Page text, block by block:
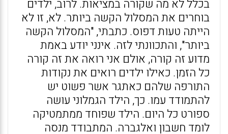
בכלל לא מה שקורה במציאות. לרוב, ילדים
בוחרים את המסלול הקשה ביותר. לא, זו לא
הייתה טעות דפוס. כתבתי, "המסלול הקשה
ביותר", והתכוונתי לזה. אינני יודע באמת
מדוע זה קורה, אולם אני רואה את זה קורה
כל הזמן. כאילו ילדים רואים את נקודות
התורפה שלהם כאתגר אשר פשוט יש
להתמודד עמו. כך, הילד הגמלוני עושה
ספורט כל היום. הילד שפוחד ממתמטיקה
לומד חשבון ואלגברה. המתבודד מנסה